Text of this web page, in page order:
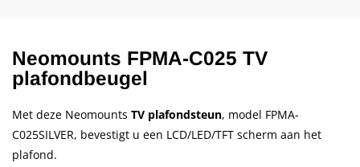
Neomounts FPMA-C025 TV
plafondbeugel
Met deze Neomounts TV plafondsteun, model FPMA-
C025SILVER, bevestigt u een LCD/LED/TFT scherm aan het
plafond.